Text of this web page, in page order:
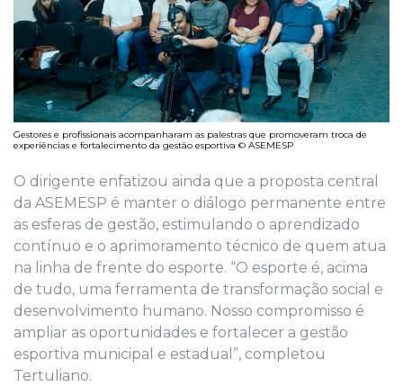
Gestores e profissionais acompanharam as palestras que promoveram troca de
experiências e fortalecimento da gestão esportiva © ASEMESP
O dirigente enfatizou ainda que a proposta central
da ASEMESP é manter o diálogo permanente entre
as esferas de gestão, estimulando o aprendizado
contínuo e o aprimoramento técnico de quem atua
na linha de frente do esporte. “O esporte é, acima
de tudo, uma ferramenta de transformação social e
desenvolvimento humano. Nosso compromisso é
ampliar as oportunidades e fortalecer a gestão
esportiva municipal e estadual”, completou
Tertuliano.